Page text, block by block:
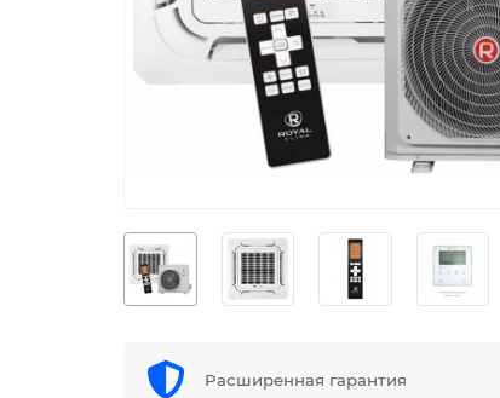
Расширенная гарантия